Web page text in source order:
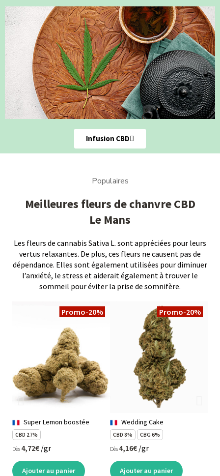
Infusion CBD
Populaires
Meilleures fleurs de chanvre CBD
Le Mans
Les fleurs de cannabis Sativa L. sont appréciées pour leurs
vertus relaxantes. De plus, ces fleurs ne causent pas de
dépendance. Elles sont également utilisées pour diminuer
l’anxiété, le stress et aiderait également à trouver le
sommeil pour éviter la prise de somnifère.
Promo-20%
Super Lemon boostée
CBD 27%
Dès 4,72€ /gr
Ajouter au panier
Promo-20%
Wedding Cake
CBD 8% CBG 6%
Dès 4,16€ /gr
Ajouter au panier